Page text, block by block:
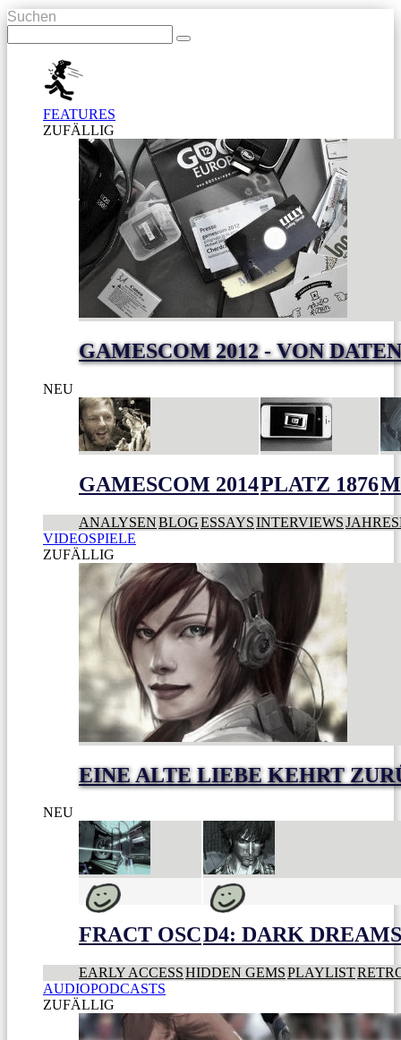
Suchen
FEATURES
ZUFÄLLIG
GAMESCOM 2012 - VON
NEU
GAMESCOM 2014PLATZ 1876
ANALYSENBLOGESSAYSINTERVIEWS
VIDEOSPIELE
ZUFÄLLIG
EINE ALTE LIEBE KEHRT
NEU
FRACT OSCD4: DARK
EARLY ACCESSHIDDEN GEMSPLAYLIST
AUDIOPODCASTS
ZUFÄLLIG